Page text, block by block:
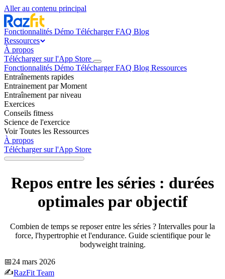
Aller au contenu principal
Fonctionnalités Démo TéléchargerFAQ Blog
Ressources
À propos
Télécharger sur l'App Store
Fonctionnalités Démo TéléchargerFAQ Blog Ressources
Entraînements rapides
Entrainement par Moment
Entraînement par niveau
Exercices
Conseils fitness
Science de l'exercice
Voir Toutes les Ressources
À propos
Télécharger sur l'App Store
Repos entre les séries : durées
optimales par objectif
Combien de temps se reposer entre les séries ? Intervalles pour la
force, l'hypertrophie et l'endurance. Guide scientifique pour le
bodyweight training.
📅24 mars 2026
✍️RazFit Team